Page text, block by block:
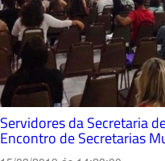
Servidores da Secretaria
Encontro de Secretarias